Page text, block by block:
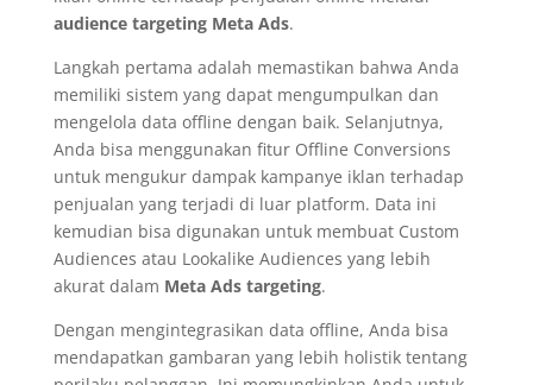
audience targeting Meta Ads.
Langkah pertama adalah memastikan bahwa Anda
memiliki sistem yang dapat mengumpulkan dan
mengelola data offline dengan baik. Selanjutnya,
Anda bisa menggunakan fitur Offline Conversions
untuk mengukur dampak kampanye iklan terhadap
penjualan yang terjadi di luar platform. Data ini
kemudian bisa digunakan untuk membuat Custom
Audiences atau Lookalike Audiences yang lebih
akurat dalam Meta Ads targeting.
Dengan mengintegrasikan data offline, Anda bisa
mendapatkan gambaran yang lebih holistik tentang